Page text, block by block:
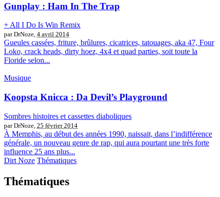
Gunplay : Ham In The Trap
+ All I Do Is Win Remix
par DrNoze, 4 avril 2014
Gueules cassées, friture, brûlures, cicatrices, tatouages, aka 47, Four
Loko, crack heads, dirty hoez, 4x4 et quad parties, soit toute la
Floride selon...
Musique
Koopsta Knicca : Da Devil’s Playground
Sombres histoires et cassettes diaboliques
par DrNoze, 25 février 2014
À Memphis, au début des années 1990, naissait, dans l’indifférence
générale, un nouveau genre de rap, qui aura pourtant une très forte
influence 25 ans plus...
Dirt Noze Thématiques
Thématiques